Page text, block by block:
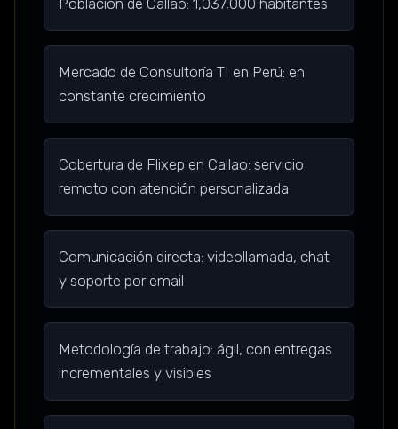
Población de Callao: 1,037,000 habitantes
Mercado de Consultoría TI en Perú: en
constante crecimiento
Cobertura de Flixep en Callao: servicio
remoto con atención personalizada
Comunicación directa: videollamada, chat
y soporte por email
Metodología de trabajo: ágil, con entregas
incrementales y visibles